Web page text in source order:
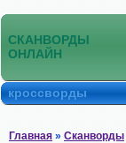
СКАНВОРДЫ
ОНЛАЙН
кроссворды
Главная » Сканворды